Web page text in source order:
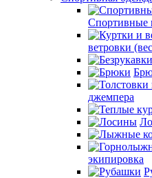
Спортивные
ветровки
джемпера
экипировка